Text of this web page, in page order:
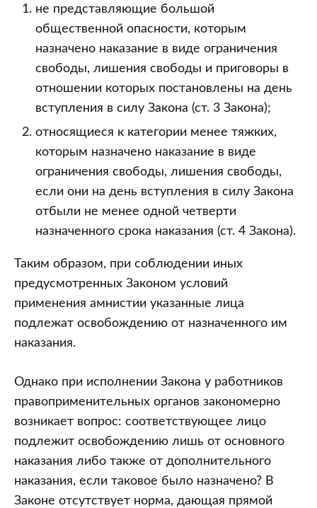
норм
не представляющие большой
общественной опасности, которым
назначено наказание в виде ограничения
свободы, лишения свободы и приговоры в
отношении которых постановлены на день
вступления в силу Закона (ст. 3 Закона);
относящиеся к категории менее тяжких,
которым назначено наказание в виде
ограничения свободы, лишения свободы,
если они на день вступления в силу Закона
отбыли не менее одной четверти
назначенного срока наказания (ст. 4 Закона).
Таким образом, при соблюдении иных
предусмотренных Законом условий
применения амнистии указанные лица
подлежат освобождению от назначенного им
наказания.
Однако при исполнении Закона у работников
правоприменительных органов закономерно
возникает вопрос: соответствующее лицо
подлежит освобождению лишь от основного
наказания либо также от дополнительного
наказания, если таковое было назначено? В
Законе отсутствует норма, дающая прямой